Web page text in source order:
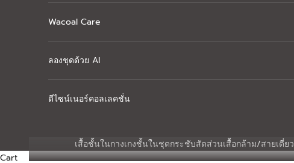
เสื้อชั้นในกางเกงชั้นในชุดกระชับสัดส่วนเสื้อกล้าม/สายเดี่ยว
Wacoal Care
ลองชุดด้วย AI
ดีไซน์เนอร์คอลเลคชั่น
Cart